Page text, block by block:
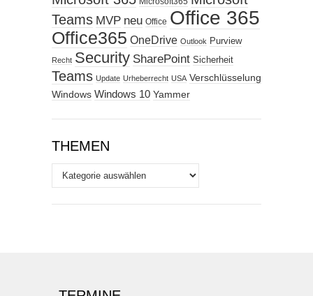
Teams MVP neu Office Office 365
Office365 OneDrive Outlook Purview
Recht Security SharePoint Sicherheit
Teams Update Urheberrecht USA Verschlüsselung
Windows Windows 10 Yammer
THEMEN
Themen